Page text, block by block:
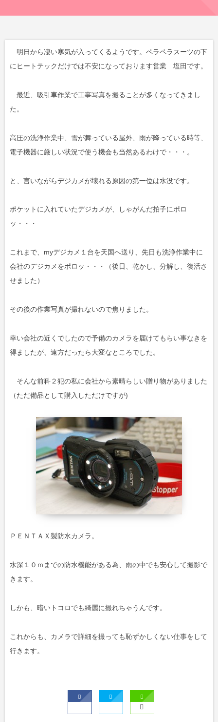
明日から凄い寒気が入ってくるようです。ペラペラスーツの下
にヒートテックだけでは不安になっております営業 塩田です。
最近、吸引車作業で工事写真を撮ることが多くなってきまし
た。
高圧の洗浄作業中、雪が舞っている屋外、雨が降っている時等、
電子機器に厳しい状況で使う機会も当然あるわけで・・・。
と、言いながらデジカメが壊れる原因の第一位は水没です。
ポケットに入れていたデジカメが、しゃがんだ拍子にポロ
ッ・・・
これまで、myデジカメ１台を天国へ送り、先日も洗浄作業中に
会社のデジカメをポロッ・・・（後日、乾かし、分解し、復活さ
せました）
その後の作業写真が撮れないので焦りました。
幸い会社の近くでしたので予備のカメラを届けてもらい事なきを
得ましたが、遠方だったら大変なところでした。
そんな前科２犯の私に会社から素晴らしい贈り物がありました
（ただ備品として購入しただけですが)
ＰＥＮＴＡＸ製防水カメラ。
水深１０ｍまでの防水機能がある為、雨の中でも安心して撮影で
きます。
しかも、暗いトコロでも綺麗に撮れちゃうんです。
これからも、カメラで詳細を撮っても恥ずかしくない仕事をして
行きます。